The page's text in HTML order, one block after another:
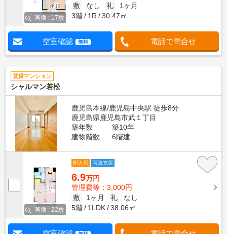
画像 : 17枚
敷
なし 礼
1ヶ月
3階
1R 30.47㎡
空室確認 無料 電話で問合せ
賃貸マンション
シャルマン若松
鹿児島本線/鹿児島中央駅 徒歩8分
鹿児島県鹿児島市武１丁目
築年数
築10年
建物階数
6階建
画像 : 22枚
即入居 写真充実
6.9万円
管理費等：3,000円
敷
1ヶ月 礼
なし
5階
1LDK 38.06㎡